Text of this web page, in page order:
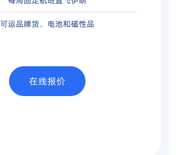
可运品牌货、电池和磁性品
在线报价